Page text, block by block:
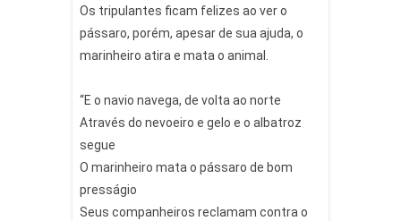
Os tripulantes ficam felizes ao ver o
pássaro, porém, apesar de sua ajuda, o
marinheiro atira e mata o animal.
“E o navio navega, de volta ao norte
Através do nevoeiro e gelo e o albatroz
segue
O marinheiro mata o pássaro de bom
presságio
Seus companheiros reclamam contra o